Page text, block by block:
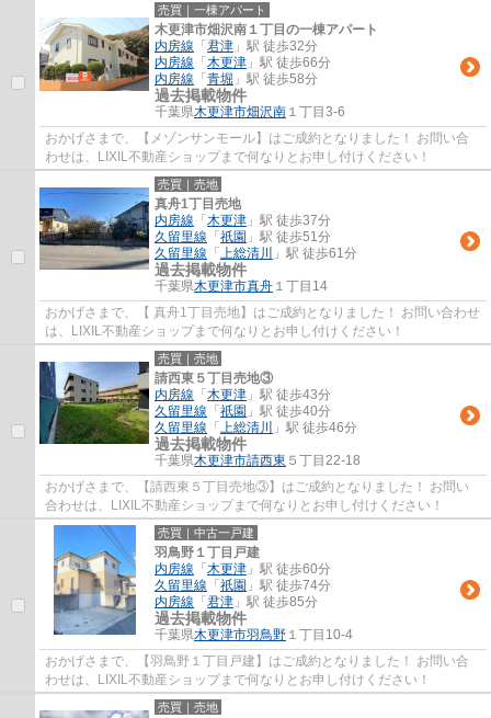
売買｜一棟アパート
木更津市畑沢南１丁目の一棟アパート
内房線 「 君津 」駅 徒歩32分
内房線 「 木更津 」駅 徒歩66分
内房線 「 青堀 」駅 徒歩58分
過去掲載物件
千葉県木更津市畑沢南 １丁目3-6
おかげさまで、【メゾンサンモール】はご成約となりました！ お問い合
わせは、LIXIL不動産ショップまで何なりとお申し付けください！
売買｜売地
真舟1丁目売地
内房線 「 木更津 」駅 徒歩37分
久留里線 「 祇園 」駅 徒歩51分
久留里線 「 上総清川 」駅 徒歩61分
過去掲載物件
千葉県木更津市真舟 １丁目14
おかげさまで、【 真舟1丁目売地】はご成約となりました！ お問い合わせ
は、LIXIL不動産ショップまで何なりとお申し付けください！
売買｜売地
請西東５丁目売地③
内房線 「 木更津 」駅 徒歩43分
久留里線 「 祇園 」駅 徒歩40分
久留里線 「 上総清川 」駅 徒歩46分
過去掲載物件
千葉県木更津市請西東 ５丁目22-18
おかげさまで、【請西東５丁目売地③】はご成約となりました！ お問い
合わせは、LIXIL不動産ショップまで何なりとお申し付けください！
売買｜中古一戸建
羽鳥野１丁目戸建
内房線 「 木更津 」駅 徒歩60分
久留里線 「 祇園 」駅 徒歩74分
内房線 「 君津 」駅 徒歩85分
過去掲載物件
千葉県木更津市羽鳥野 １丁目10-4
おかげさまで、【羽鳥野１丁目戸建】はご成約となりました！ お問い合
わせは、LIXIL不動産ショップまで何なりとお申し付けください！
売買｜売地